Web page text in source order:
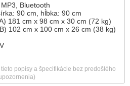
Bluetooth
90 cm, hĺbka: 90 cm
181 cm x 98 cm x 30 cm (72 kg)
102 cm x 100 cm x 26 cm (38 kg)
popisy a špecifikácie bez predošlého